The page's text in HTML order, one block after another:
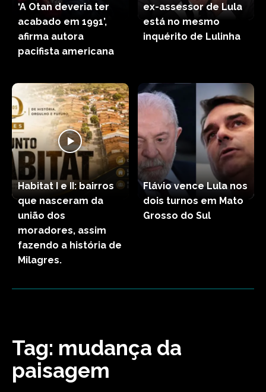
‘A Otan deveria ter
acabado em 1991’,
afirma autora
pacifista americana
ex-assessor de Lula
está no mesmo
inquérito de Lulinha
Habitat I e II: bairros
que nasceram da
união dos
moradores, assim
fazendo a história de
Milagres.
Flávio vence Lula nos
dois turnos em Mato
Grosso do Sul
Tag: mudança da
paisagem